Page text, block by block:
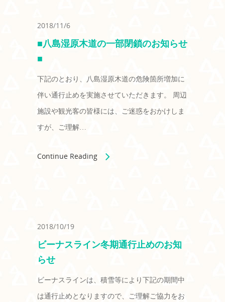
2018/11/6
■八島湿原木道の一部閉鎖のお知らせ
■
下記のとおり、八島湿原木道の危険箇所増加に
伴い通行止めを実施させていただきます。 周辺
施設や観光客の皆様には、ご迷惑をおかけしま
すが、ご理解…
Continue Reading
2018/10/19
ビーナスライン冬期通行止めのお知
らせ
ビーナスラインは、積雪等により下記の期間中
は通行止めとなりますので、ご理解ご協力をお